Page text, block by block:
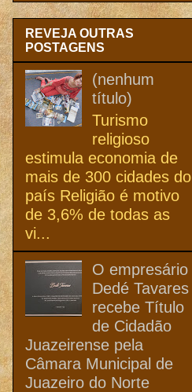
REVEJA OUTRAS
POSTAGENS
(nenhum
título)
Turismo
religioso
estimula economia de
mais de 300 cidades do
país Religião é motivo
de 3,6% de todas as
vi...
O empresário
Dedé Tavares
recebe Título
de Cidadão
Juazeirense pela
Câmara Municipal de
Juazeiro do Norte